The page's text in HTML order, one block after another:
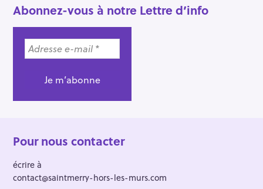
Abonnez-vous à notre Lettre d’info
Pour nous contacter
écrire à
contact@saintmerry-hors-les-murs.com